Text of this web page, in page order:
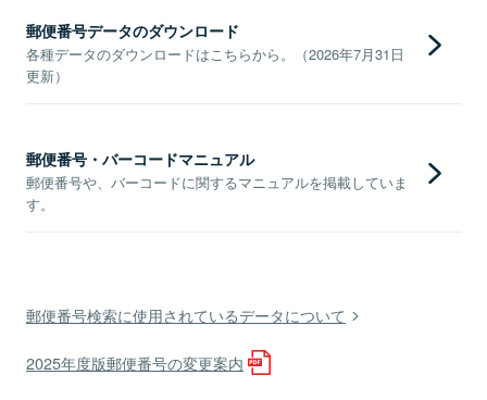
郵便番号データのダウンロード
各種データのダウンロードはこちらから。（2026年7月31日
更新）
郵便番号・バーコードマニュアル
郵便番号や、バーコードに関するマニュアルを掲載していま
す。
郵便番号検索に使用されているデータについて
2025年度版郵便番号の変更案内